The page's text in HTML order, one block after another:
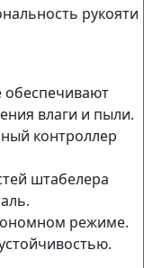
рукояти
обеспечивают
влаги и пыли.
контроллер
штабелера
режиме.